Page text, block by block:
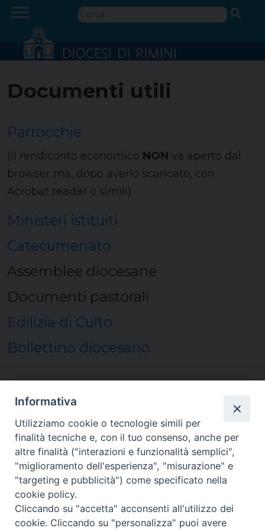
Skip
content
Ricerca
Documenti utili
Parrocchie
(il rendiconto economico NON va aperto dal
browser ma, dopo averlo scaricato, con
Acrobat reader o simili)
Ministeri istituiti
Catecumenato
Assemblee diocesane
Documenti pastorali
Edilizia di Culto
Bollettino diocesano
Homepage
Informativa
Utilizziamo cookie o tecnologie simili per
finalità tecniche e, con il tuo consenso, anche per
altre finalità ("interazioni e funzionalità semplici",
"miglioramento dell'esperienza", "misurazione" e
"targeting e pubblicità") come specificato nella
cookie policy.
Cliccando su "accetta" acconsenti all'utilizzo dei
cookie. Cliccando su "personalizza" puoi avere